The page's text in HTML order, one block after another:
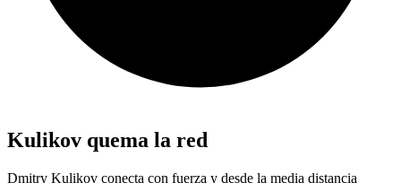
Kulikov quema la red
Dmitry Kulikov conecta con fuerza y desde la media distancia